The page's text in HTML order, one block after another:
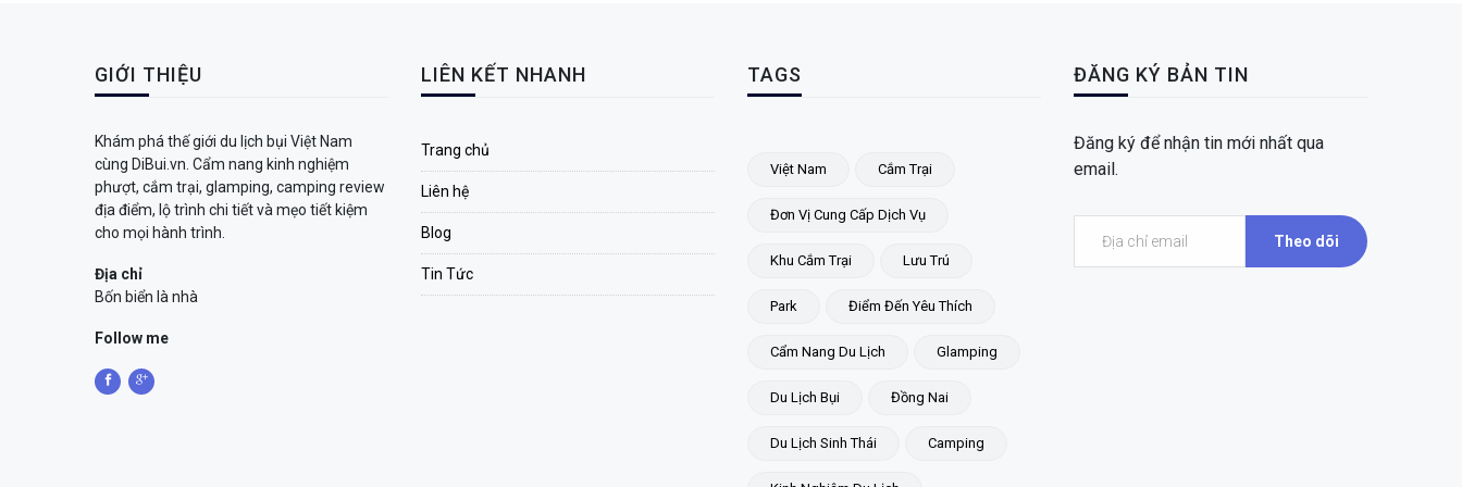
GIỚI THIỆU
Khám phá thế giới du lịch bụi Việt Nam
cùng DiBui.vn. Cẩm nang kinh nghiệm
phượt, cắm trại, glamping, camping review
địa điểm, lộ trình chi tiết và mẹo tiết kiệm
cho mọi hành trình.
Địa chỉ
Bốn biển là nhà
Follow me
LIÊN KẾT NHANH
Trang chủ
Liên hệ
Blog
Tin Tức
TAGS
Việt Nam Cắm Trại
Đơn Vị Cung Cấp Dịch Vụ
Khu Cắm Trại Lưu Trú
Park Điểm Đến Yêu Thích
Cẩm Nang Du Lịch Glamping
Du Lịch Bụi Đồng Nai
Du Lịch Sinh Thái Camping
ĐĂNG KÝ BẢN TIN
Đăng ký để nhận tin mới nhất qua
email.
Theo dõi